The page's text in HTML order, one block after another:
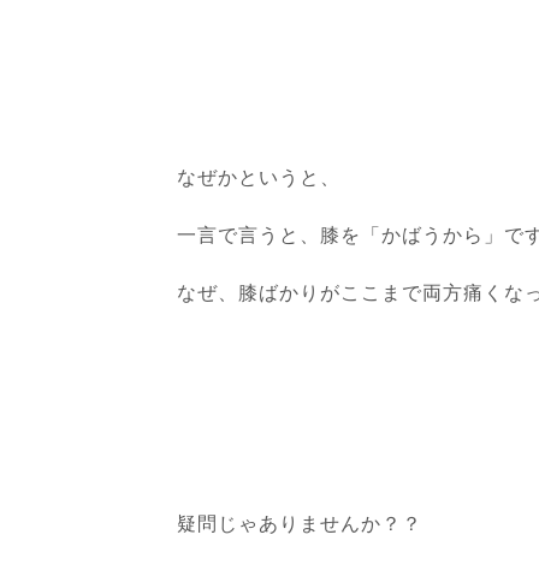
なぜかというと、
一言で言うと、膝を「かばうから」で
なぜ、膝ばかりがここまで両方痛くな
疑問じゃありませんか？？